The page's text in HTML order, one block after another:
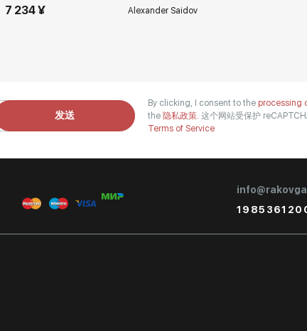
7 234 ¥ Alexander Saidov
发送
By clicking, I consent to the processing
the 隐私政策. 这个网站受保护
Terms of Service